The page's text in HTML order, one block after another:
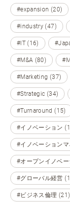
#expansion (20)
#industry (47)
#IT (16)
#M&A (80)
#Marketing (37)
#Strategic (34)
#Turnaround (15)
#イノベーション
#イノベーション
#オープンイノベ
#グローバル経営
#ビジネス倫理 (21)